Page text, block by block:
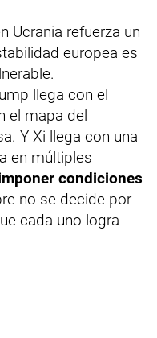
Ucrania refuerza un
europea es
llega con el
el mapa del
Y Xi llega con una
en múltiples
condiciones
no se decide por
cada uno logra